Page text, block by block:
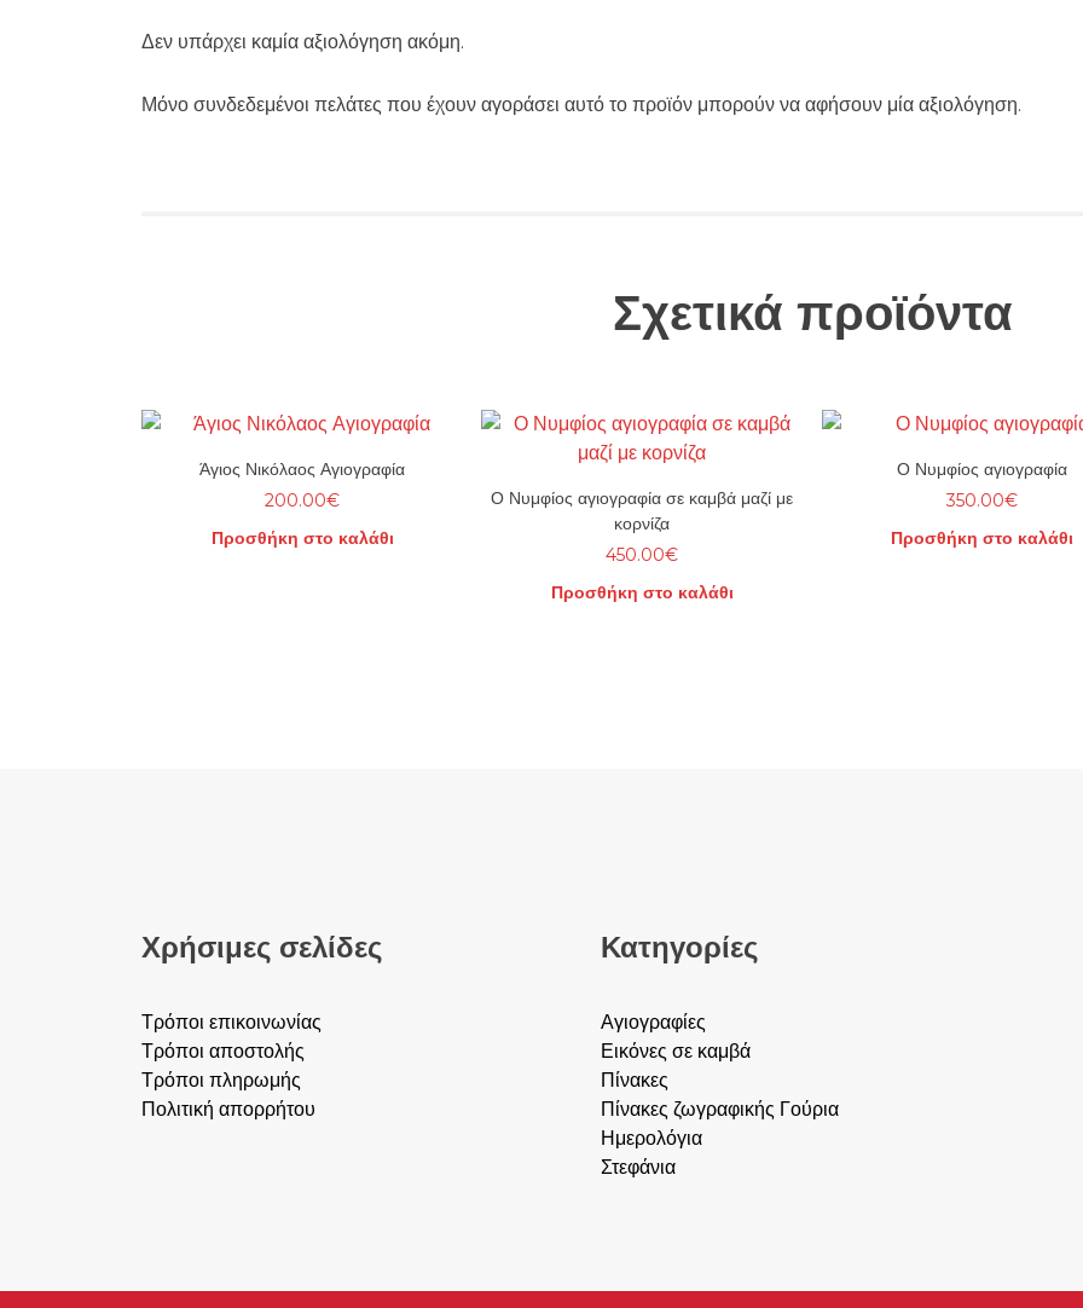
Δεν υπάρχει καμία αξιολόγηση ακόμη.
Μόνο συνδεδεμένοι πελάτες που έχουν αγοράσει αυτό το προϊόν μπορούν να αφήσουν μία αξιολόγηση.
Σχετικά προϊόντα
Άγιος Νικόλαος Αγιογραφία
200.00€
Προσθήκη στο καλάθι
Ο Νυμφίος αγιογραφία σε καμβά μαζί με
κορνίζα
450.00€
Προσθήκη στο καλάθι
Ο Νυμφίος αγιογραφία
350.00€
Προσθήκη στο καλάθι
Χρήσιμες σελίδες
Τρόποι επικοινωνίας
Τρόποι αποστολής
Τρόποι πληρωμής
Πολιτική απορρήτου
Κατηγορίες
Αγιογραφίες
Εικόνες σε καμβά
Πίνακες
Πίνακες ζωγραφικής Γούρια
Ημερολόγια
Στεφάνια